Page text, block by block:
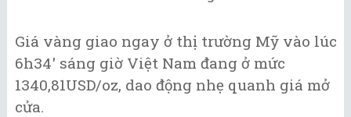
Giá vàng giao ngay ở thị trường Mỹ vào lúc
6h34' sáng giờ Việt Nam đang ở mức
1340,81USD/oz, dao động nhẹ quanh giá mở
cửa.